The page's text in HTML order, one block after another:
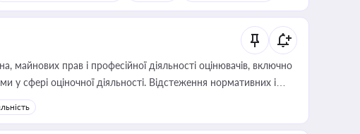
майнових прав і професійної діяльності оцінювачів, включно
у сфері оціночної діяльності. Відстеження нормативних і
юриста або бухгалтера під час оподаткування,
статусу суб'єктів оціночної діяльності